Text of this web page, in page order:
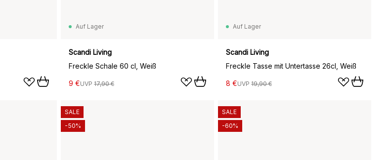
Auf Lager
Scandi Living
Freckle Schale 60 cl, Weiß
9 €UVP 17,90 €
Auf Lager
Scandi Living
Freckle Tasse mit Untertasse 26cl, Weiß
8 €UVP 19,90 €
SALE
-50%
SALE
-60%